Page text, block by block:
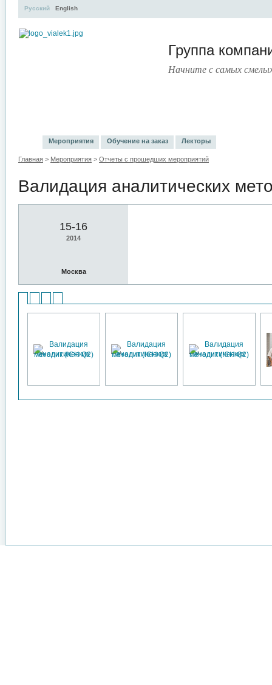
Группа
Начните с самых
Русский English
Мероприятия Обучение на заказ Лекторы
Главная > Мероприятия > Отчеты с прошедших мероприятий
Валидация аналитических
15-16
2014
Москва